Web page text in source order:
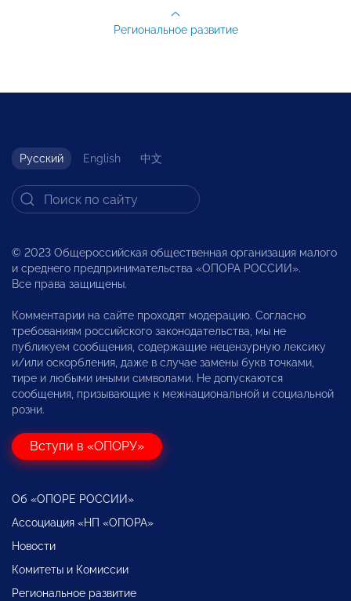
Региональное развитие
Русский English 中文
© 2023 Общероссийская общественная организация малого
и среднего предпринимательства «ОПОРА РОССИИ».
Все права защищены.
Комментарии на сайте проходят модерацию. Согласно
требованиям российского законодательства, мы не
публикуем сообщения, содержащие нецензурную лексику
и/или оскорбления, даже в случае замены букв точками,
тире и любыми иными символами. Не допускаются
сообщения, призывающие к межнациональной и социальной
розни.
Вступи в «ОПОРУ»
Об «ОПОРЕ РОССИИ»
Ассоциация «НП «ОПОРА»
Новости
Комитеты и Комиссии
Региональное развитие